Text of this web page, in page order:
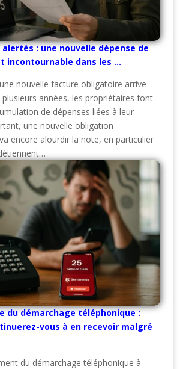
: une nouvelle dépense de
incontournable dans les …
nouvelle facture obligatoire arrive
années, les propriétaires font
de dépenses liées à leur
une nouvelle obligation
encore alourdir la note, en particulier
du démarchage téléphonique :
vous à en recevoir malgré
du démarchage téléphonique à